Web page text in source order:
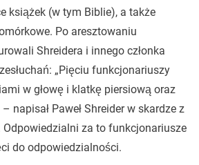
książek (w tym Biblie), a także
Po aresztowaniu
Shreidera i innego członka
„Pięciu funkcjonariuszy
w głowę i klatkę piersiową oraz
– napisał Paweł Shreider w skardze z
za to funkcjonariusze
do odpowiedzialności.